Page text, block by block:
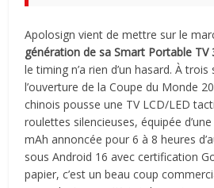
Apolosign vient de mettre sur le
génération de sa Smart Portable TV
le timing n’a rien d’un hasard. À
l’ouverture de la Coupe du Monde
chinois pousse une TV LCD/LED
roulettes silencieuses, équipée
mAh annoncée pour 6 à 8 heures
sous Android 16 avec certification
papier, c’est un beau coup